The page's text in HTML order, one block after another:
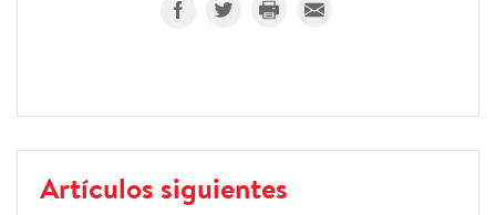
Artículos siguientes